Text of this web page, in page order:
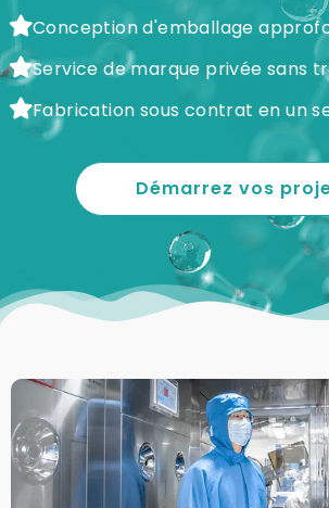
Conception d'emballage
Service de marque privée sans
Fabrication sous contrat en un
Démarrez vos